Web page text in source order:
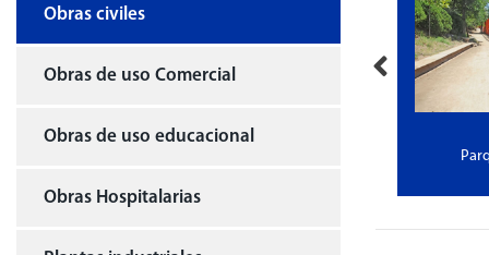
Obras civiles
Obras de uso Comercial
Obras de uso educacional
Obras Hospitalarias